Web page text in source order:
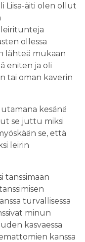
Liisa-äiti olen ollut
leiritunteja
ollessa
lähteä mukaan
eniten ja oli
tai oman kaverin
kesänä
se juttu miksi
se, että
leirin
tanssimaan
turvallisessa
minun
kasvaessa
kanssa